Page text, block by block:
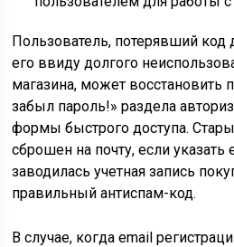
Пользователь, потерявший
его ввиду долгого
магазина, может восстановить
забыл пароль!» раздела
формы быстрого доступа.
сброшен на почту, если указать
заводилась учетная запись
правильный антиспам-код.
В случае, когда email